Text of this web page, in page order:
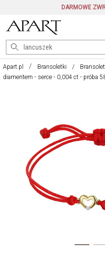
DARMOWE
Apart.pl Bransoletki
diamentem - serce - 0,004 ct - próba